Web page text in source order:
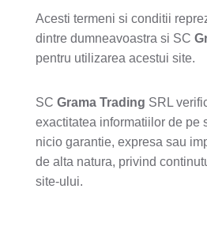
Acesti termeni si conditii
dintre dumneavoastra si SC
pentru utilizarea acestui site.
SC Grama Trading SRL
exactitatea informatiilor de pe
nicio garantie, expresa sau
de alta natura, privind
site-ului.